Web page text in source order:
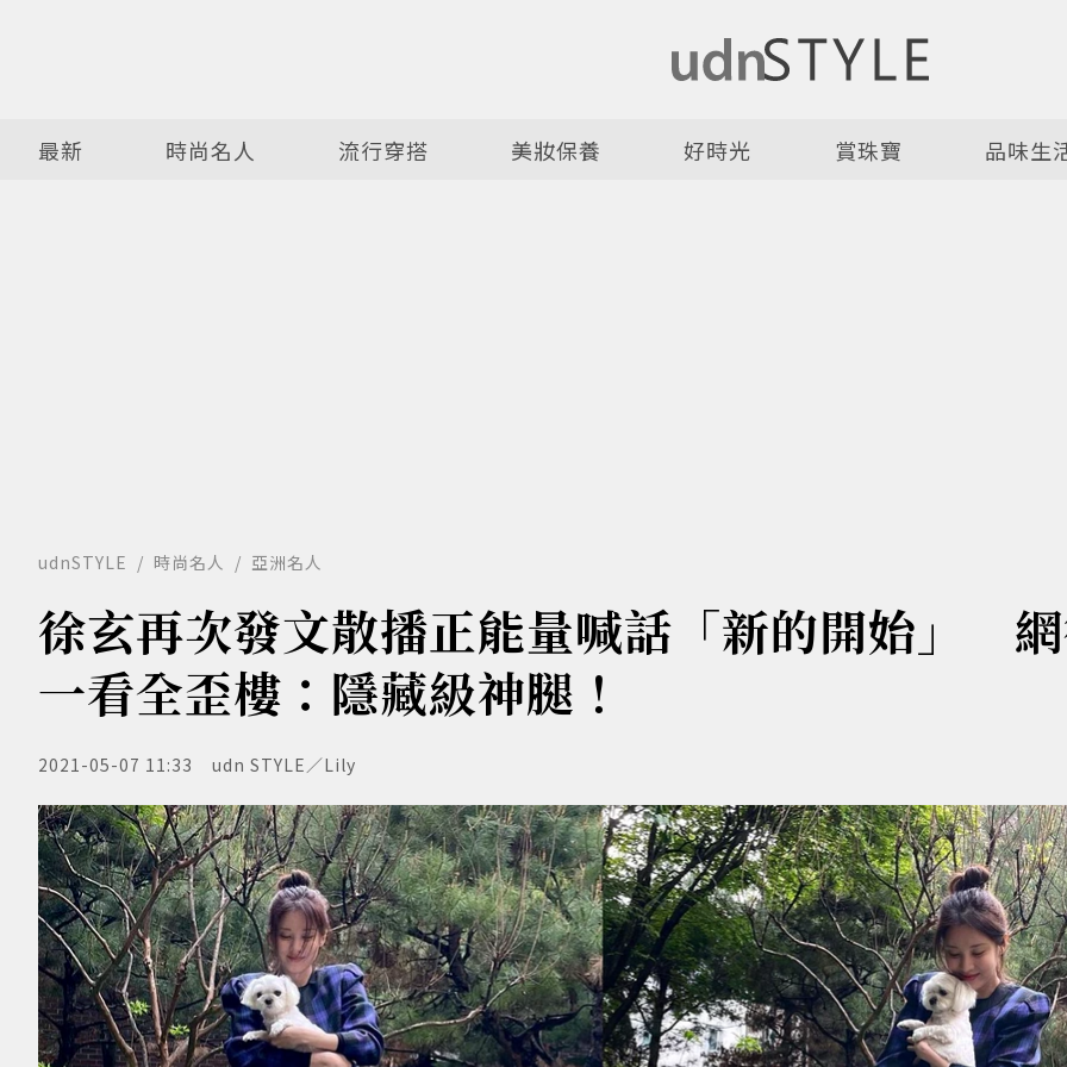
最新 時尚名人 流行穿搭 美妝保養 好時光 賞珠寶 品味生
udnSTYLE 時尚名人 亞洲名人
徐玄再次發文散播正能量喊話「新的開始」
一看全歪樓：隱藏級神腿！
2021-05-07 11:33 udn STYLE／Lily